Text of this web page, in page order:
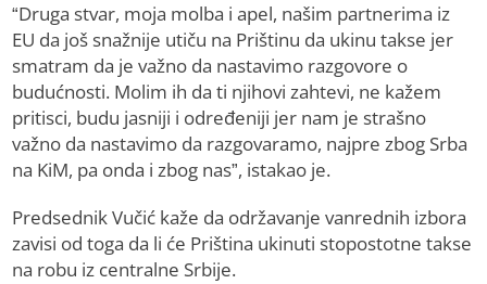
“Druga stvar, moja molba i apel, našim partnerima iz
EU da još snažnije utiču na Prištinu da ukinu takse jer
smatram da je važno da nastavimo razgovore o
budućnosti. Molim ih da ti njihovi zahtevi, ne kažem
pritisci, budu jasniji i određeniji jer nam je strašno
važno da nastavimo da razgovaramo, najpre zbog Srba
na KiM, pa onda i zbog nas”, istakao je.
Predsednik Vučić kaže da održavanje vanrednih izbora
zavisi od toga da li će Priština ukinuti stopostotne takse
na robu iz centralne Srbije.